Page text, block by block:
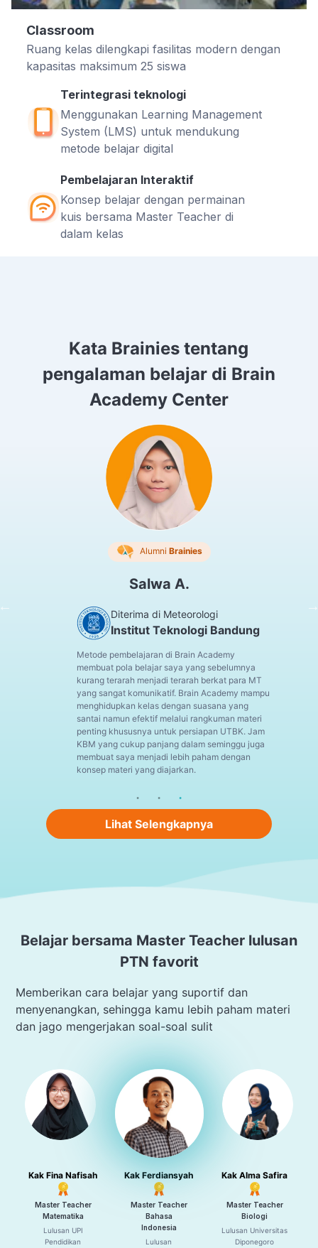
Classroom
Ruang kelas dilengkapi fasilitas modern dengan
kapasitas maksimum 25 siswa
Terintegrasi teknologi
Menggunakan Learning Management
System (LMS) untuk mendukung
metode belajar digital
Pembelajaran Interaktif
Konsep belajar dengan permainan
kuis bersama Master Teacher di
dalam kelas
Kata Brainies tentang
pengalaman belajar di Brain
Academy Center
Alumni Brainies
Salwa A.
Diterima di Meteorologi
Institut Teknologi Bandung
Metode pembelajaran di Brain Academy
membuat pola belajar saya yang sebelumnya
kurang terarah menjadi terarah berkat para MT
yang sangat komunikatif. Brain Academy mampu
menghidupkan kelas dengan suasana yang
santai namun efektif melalui rangkuman materi
penting khususnya untuk persiapan UTBK. Jam
KBM yang cukup panjang dalam seminggu juga
membuat saya menjadi lebih paham dengan
konsep materi yang diajarkan.
Lihat Selengkapnya
Belajar bersama Master Teacher lulusan
PTN favorit
Memberikan cara belajar yang suportif dan
menyenangkan, sehingga kamu lebih paham materi
dan jago mengerjakan soal-soal sulit
Kak Fina Nafisah
Master Teacher
Matematika
Lulusan UPI
Pendidikan
Kak Ferdiansyah
Master Teacher
Bahasa
Indonesia
Lulusan
Kak Alma Safira
Master Teacher
Biologi
Lulusan Universitas
Diponegoro